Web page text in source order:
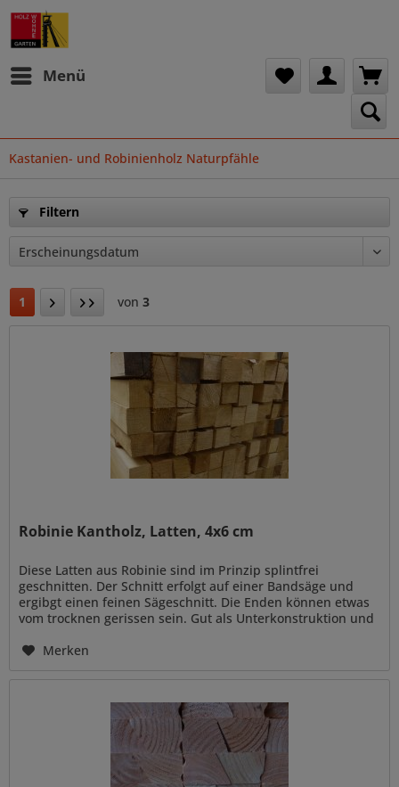
Menü
Kastanien- und Robinienholz Naturpfähle
Filtern
1 von 3
Robinie Kantholz, Latten, 4x6 cm
Diese Latten aus Robinie sind im Prinzip splintfrei
geschnitten. Der Schnitt erfolgt auf einer Bandsäge und
ergibgt einen feinen Sägeschnitt. Die Enden können etwas
vom trocknen gerissen sein. Gut als Unterkonstruktion und
Merken